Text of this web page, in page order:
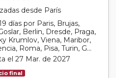
desde París
días por Paris, Brujas,
Berlin, Dresde, Praga,
Krumlov, Viena, Maribor,
Roma, Pisa, Turin, G...
el 27 Mar. de 2027
final